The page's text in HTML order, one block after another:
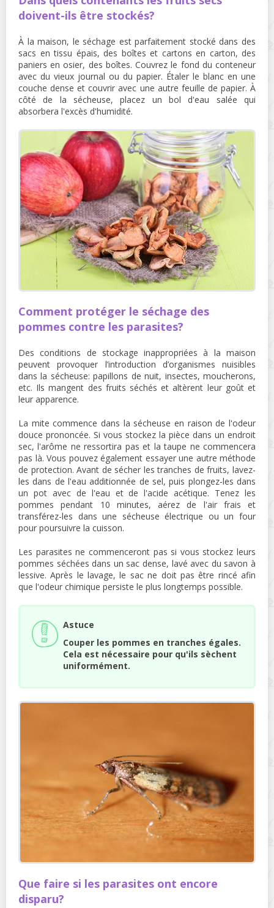
doivent-ils être stockés?
À la maison, le séchage est parfaitement stocké dans des
sacs en tissu épais, des boîtes et cartons en carton, des
paniers en osier, des boîtes. Couvrez le fond du conteneur
avec du vieux journal ou du papier. Étaler le blanc en une
couche dense et couvrir avec une autre feuille de papier. À
côté de la sécheuse, placez un bol d'eau salée qui
absorbera l'excès d'humidité.
Comment protéger le séchage des
pommes contre les parasites?
Des conditions de stockage inappropriées à la maison
peuvent provoquer l’introduction d’organismes nuisibles
dans la sécheuse: papillons de nuit, insectes, moucherons,
etc. Ils mangent des fruits séchés et altèrent leur goût et
leur apparence.
La mite commence dans la sécheuse en raison de l'odeur
douce prononcée. Si vous stockez la pièce dans un endroit
sec, l'arôme ne ressortira pas et la taupe ne commencera
pas là. Vous pouvez également essayer une autre méthode
de protection. Avant de sécher les tranches de fruits, lavez-
les dans de l'eau additionnée de sel, puis plongez-les dans
un pot avec de l'eau et de l'acide acétique. Tenez les
pommes pendant 10 minutes, aérez de l'air frais et
transférez-les dans une sécheuse électrique ou un four
pour poursuivre la cuisson.
Les parasites ne commenceront pas si vous stockez leurs
pommes séchées dans un sac dense, lavé avec du savon à
lessive. Après le lavage, le sac ne doit pas être rincé afin
que l'odeur chimique persiste le plus longtemps possible.
Astuce
Couper les pommes en tranches égales.
Cela est nécessaire pour qu'ils sèchent
uniformément.
Que faire si les parasites ont encore
disparu?